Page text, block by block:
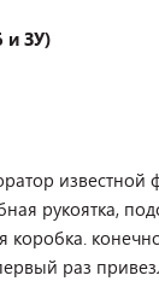
и ЗУ)
рукоятка,
коробка.
раз